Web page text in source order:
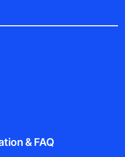
& FAQ